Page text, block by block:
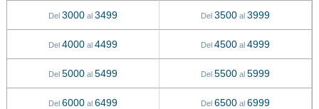
Del 3000al 3499 Del3500 al3999
Del 4000al 4499 Del4500 al4999
Del 5000al 5499 Del5500 al5999
Del 6000al 6499 Del6500 al6999